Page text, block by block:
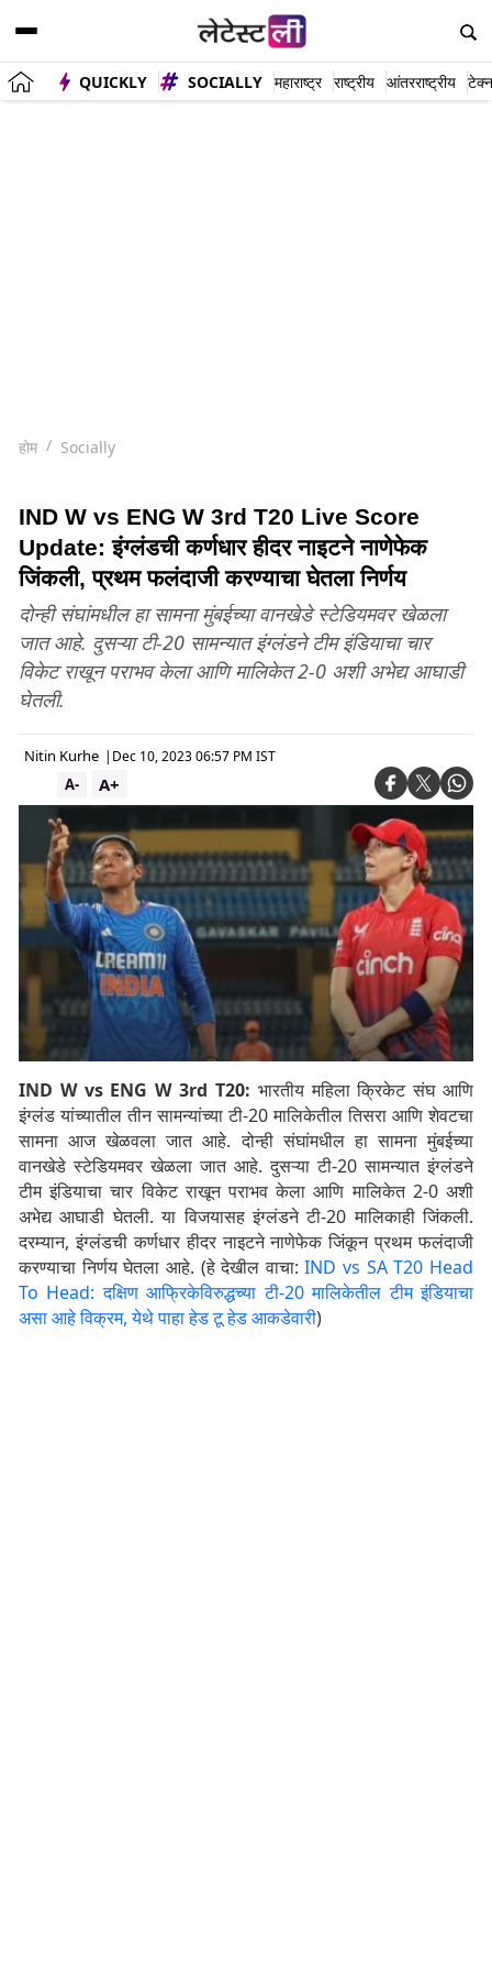
QUICKLY SOCIALLY महाराष्ट्र राष्ट्रीय आंतरराष्ट्रीय
होम Socially
IND W vs ENG W 3rd T20 Live Score
Update: इंग्लंडची कर्णधार हीदर नाइटने नाणेफेक
जिंकली, प्रथम फलंदाजी करण्याचा घेतला निर्णय
दोन्ही संघांमधील हा सामना मुंबईच्या वानखेडे स्टेडियमवर खेळला
जात आहे. दुसऱ्या टी-20 सामन्यात इंग्लंडने टीम इंडियाचा चार
विकेट राखून पराभव केला आणि मालिकेत 2-0 अशी अभेद्य आघाडी
घेतली.
Nitin Kurhe | Dec 10, 2023 06:57 PM IST
A+
A-
IND W vs ENG W 3rd T20: भारतीय महिला क्रिकेट संघ आणि
इंग्लंड यांच्यातील तीन सामन्यांच्या टी-20 मालिकेतील तिसरा आणि शेवटचा
सामना आज खेळवला जात आहे. दोन्ही संघांमधील हा सामना मुंबईच्या
वानखेडे स्टेडियमवर खेळला जात आहे. दुसऱ्या टी-20 सामन्यात इंग्लंडने
टीम इंडियाचा चार विकेट राखून पराभव केला आणि मालिकेत 2-0 अशी
अभेद्य आघाडी घेतली. या विजयासह इंग्लंडने टी-20 मालिकाही जिंकली.
दरम्यान, इंग्लंडची कर्णधार हीदर नाइटने नाणेफेक जिंकून प्रथम फलंदाजी
करण्याचा निर्णय घेतला आहे. (हे देखील वाचा:IND vs SA T20 Head
To Head: दक्षिण आफ्रिकेविरुद्धच्या टी-20 मालिकेतील टीम इंडियाचा
असा आहे विक्रम, येथे पाहा हेड टू हेड आकडेवारी)